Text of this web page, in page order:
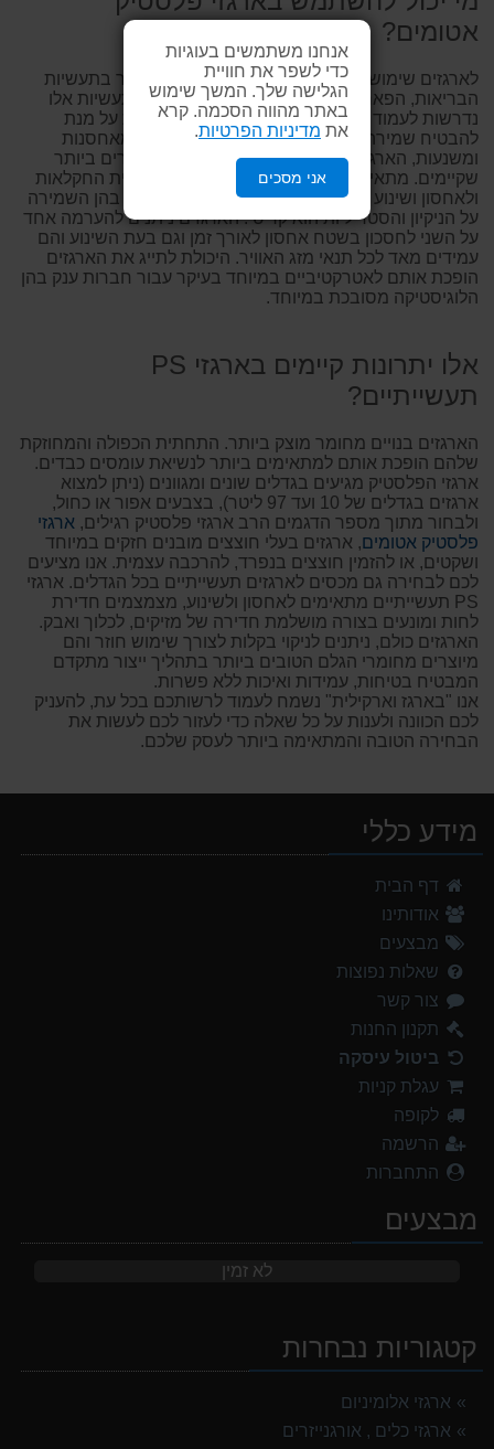
אנחנו משתמשים בעוגיות
כדי לשפר את חוויית
הגלישה שלך. המשך שימוש
באתר מהווה הסכמה. קרא
את מדיניות הפרטיות
אני מסכים
אטומים?
לארגזים שימושים מגוונים והם נדרשים מאד בעיקר בתעשיות
הבריאות, הפארמה ובענפי המזון למשל. מכיוון שתעשיות אלו
נדרשות לעמוד בסטנדרטים מחמירים של בטיחות על מנת
להבטיח שמירה על איכות ותקינות המוצרים שהן מאחסנות
ומשנעות, הארגזים חייבים לעמוד בתקנים המחמירים ביותר
שקיימים. מתאימים מאד לתעשיות כבדות, לתעשיית החקלאות
ולאחסון ושינוע לעולמות הרפואה, המזון והפארמה בהן השמירה
על הניקיון והסטריליות הוא קריטי. הארגזים ניתנים להערמה אחד
על השני לחסכון בשטח אחסון לאורך זמן וגם בעת השינוע והם
עמידים מאד לכל תנאי מזג האוויר. היכולת לתייג את הארגזים
הופכת אותם לאטרקטיביים במיוחד בעיקר עבור חברות ענק בהן
הלוגיסטיקה מסובכת במיוחד.
אלו יתרונות קיימים בארגזי PS
תעשייתיים?
הארגזים בנויים מחומר מוצק ביותר. התחתית הכפולה והמחוזקת
שלהם הופכת אותם למתאימים ביותר לנשיאת עומסים כבדים.
ארגזי הפלסטיק מגיעים בגדלים שונים ומגוונים (ניתן למצוא
ארגזים בגדלים של 10 ועד 97 ליטר), בצבעים אפור או כחול,
ולבחור מתוך מספר הדגמים הרב ארגזי פלסטיק רגילים, ארגזי
פלסטיק אטומים, ארגזים בעלי חוצצים מובנים חזקים במיוחד
ושקטים, או להזמין חוצצים בנפרד, להרכבה עצמית. אנו מציעים
לכם לבחירה גם מכסים לארגזים תעשייתיים בכל הגדלים. ארגזי
PS תעשייתיים מתאימים לאחסון ולשינוע, מצמצמים חדירת
לחות ומונעים בצורה מושלמת חדירה של מזיקים, לכלוך ואבק.
הארגזים כולם, ניתנים לניקוי בקלות לצורך שימוש חוזר והם
מיוצרים מחומרי הגלם הטובים ביותר בתהליך ייצור מתקדם
המבטיח בטיחות, עמידות ואיכות ללא פשרות.
אנו "בארגז וארקילית" נשמח לעמוד לרשותכם בכל עת, להעניק
לכם הכוונה ולענות על כל שאלה כדי לעזור לכם לעשות את
הבחירה הטובה והמתאימה ביותר לעסק שלכם.
מידע כללי
דף הבית
אודותינו
מבצעים
שאלות נפוצות
צור קשר
תקנון החנות
ביטול עיסקה
עגלת קניות
לקופה
הרשמה
התחברות
מבצעים
לא זמין
קטגוריות נבחרות
ארגזי אלומיניום
ארגזי כלים , אורגנייזרים